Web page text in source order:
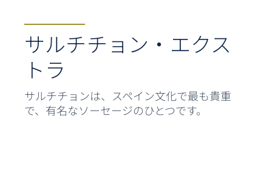
サルチチョン・エクス
トラ
サルチチョンは、スペイン文化で最も貴重
で、有名なソーセージのひとつです。